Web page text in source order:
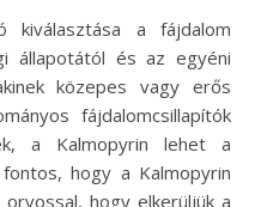
kiválasztása a fájdalom
állapotától és az egyéni
közepes vagy erős
fájdalomcsillapítók
a Kalmopyrin lehet a
hogy a Kalmopyrin
hogy elkerüljük a